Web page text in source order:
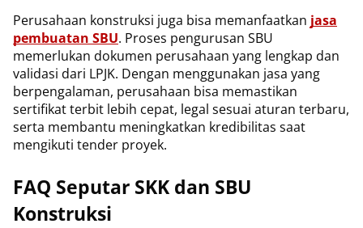
Perusahaan konstruksi juga bisa memanfaatkan jasa
pembuatan SBU. Proses pengurusan SBU
memerlukan dokumen perusahaan yang lengkap dan
validasi dari LPJK. Dengan menggunakan jasa yang
berpengalaman, perusahaan bisa memastikan
sertifikat terbit lebih cepat, legal sesuai aturan terbaru,
serta membantu meningkatkan kredibilitas saat
mengikuti tender proyek.
FAQ Seputar SKK dan SBU
Konstruksi